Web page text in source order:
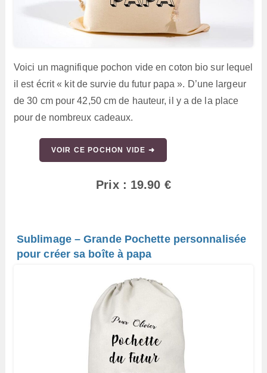
Voici un magnifique pochon vide en coton bio sur lequel
il est écrit « kit de survie du futur papa ». D’une largeur
de 30 cm pour 42,50 cm de hauteur, il y a de la place
pour de nombreux cadeaux.
VOIR CE POCHON VIDE ➜
Prix : 19.90 €
Sublimage – Grande Pochette personnalisée
pour créer sa boîte à papa